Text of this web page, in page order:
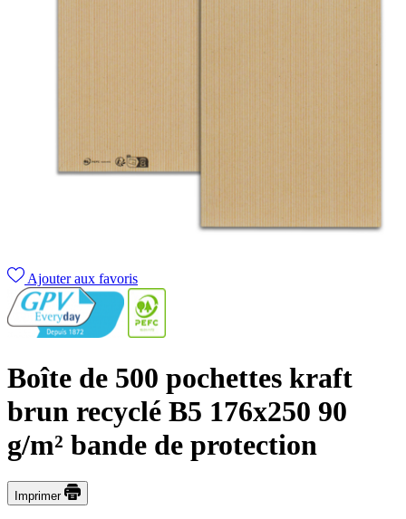
Ajouter aux favoris
Boîte de 500 pochettes kraft
brun recyclé B5 176x250 90
g/m² bande de protection
Imprimer